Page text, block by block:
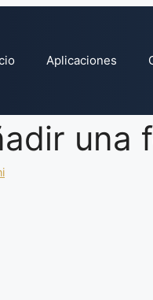
Aplicaciones
una